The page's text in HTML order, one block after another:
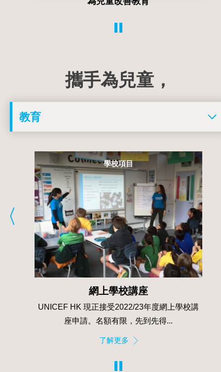
攜手為兒童，
學校項目
網上學校講座
UNICEF HK 現正接受2022/23年度網上學校講
座申請。名額有限，先到先得...
了解更多